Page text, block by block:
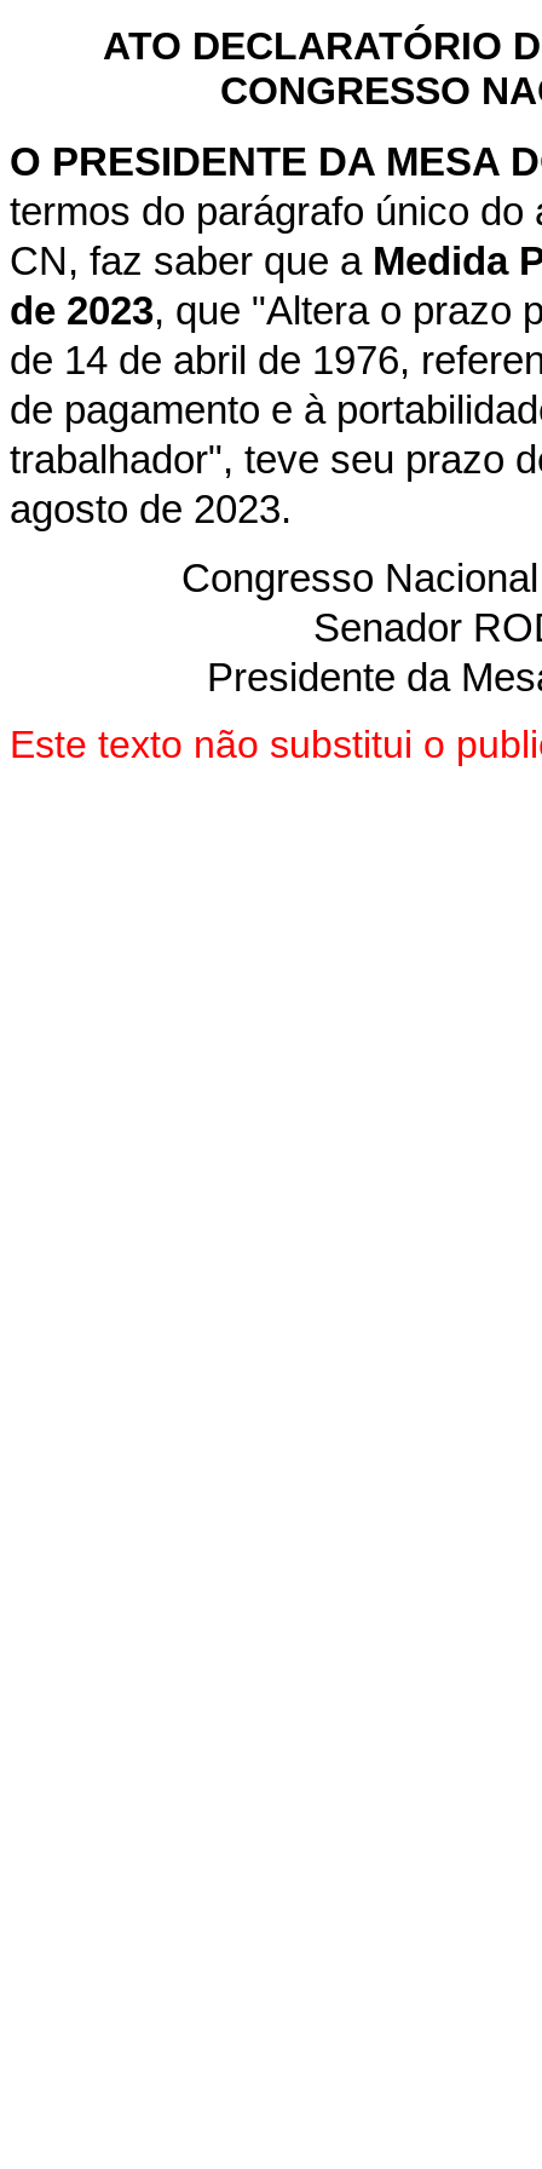
ATO DECLARATÓRIO
CONGRESSO
O PRESIDENTE DA MESA
termos do parágrafo único do
CN, faz saber que a Medida
de 2023, que "Altera o prazo
de 14 de abril de 1976,
de pagamento e à
trabalhador", teve seu prazo
agosto de 2023.
Congresso
Senador
Presidente da
Este texto não substitui o